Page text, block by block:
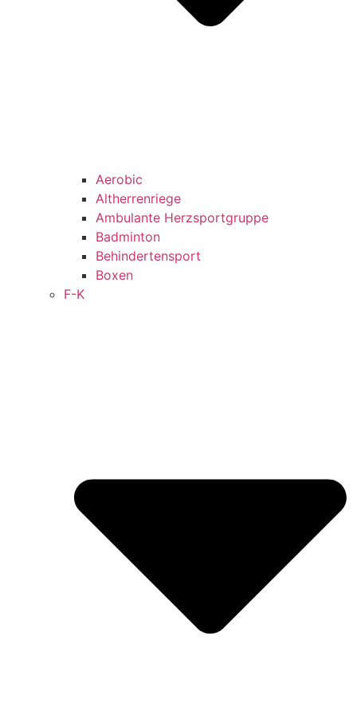
Aerobic
Altherrenriege
Ambulante Herzsportgruppe
Badminton
Behindertensport
Boxen
F-K